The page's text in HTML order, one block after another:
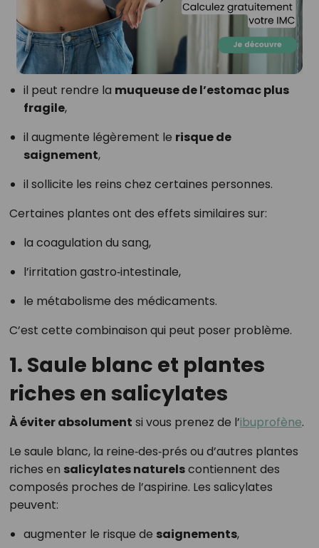
il peut rendre la muqueuse de l’estomac plus
fragile,
il augmente légèrement le risque de
saignement,
il sollicite les reins chez certaines personnes.
Certaines plantes ont des effets similaires sur:
la coagulation du sang,
l’irritation gastro‑intestinale,
le métabolisme des médicaments.
C’est cette combinaison qui peut poser problème.
1. Saule blanc et plantes
riches en salicylates
À éviter absolument si vous prenez de l’ibuprofène.
Le saule blanc, la reine‑des‑prés ou d’autres plantes
riches en salicylates naturelscontiennent des
composés proches de l’aspirine. Les salicylates
peuvent:
augmenter le risque de saignements,